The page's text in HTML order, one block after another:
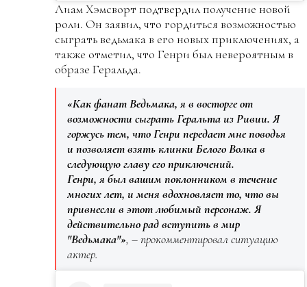
Лиам Хэмсворт подтвердил получение новой
роли. Он заявил, что гордиться возможностью
сыграть ведьмака в его новых приключениях, а
также отметил, что Генри был невероятным в
образе Геральда.
«Как фанат Ведьмака, я в восторге от
возможности сыграть Геральта из Ривии. Я
горжусь тем, что Генри передает мне поводья
и позволяет взять клинки Белого Волка в
следующую главу его приключений.
Генри, я был вашим поклонником в течение
многих лет, и меня вдохновляет то, что вы
привнесли в этот любимый персонаж. Я
действительно рад вступить в мир
"Ведьмака"», – прокомментировал ситуацию
актер.